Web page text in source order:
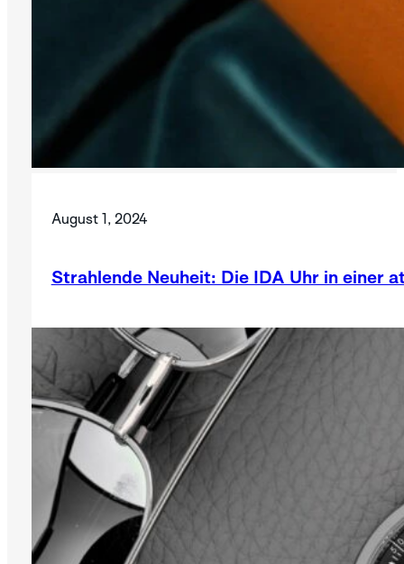
August 1, 2024
Strahlende Neuheit: Die IDA Uhr in einer